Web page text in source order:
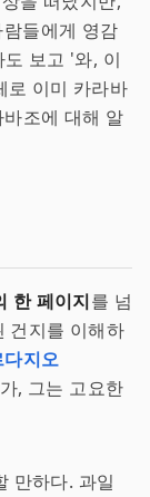
들에게 영감
보고 '와, 이
로 이미 카라바
조에 대해 알
한 페이지를 넘
건지를 이해하
다지오
, 그는 고요한
만하다. 과일